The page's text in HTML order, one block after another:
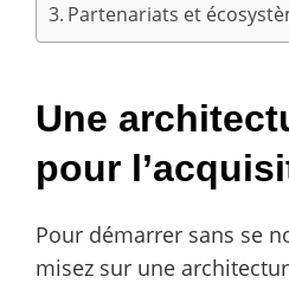
Partenariats et
Une
pour
Pour démarrer sans se
misez sur une